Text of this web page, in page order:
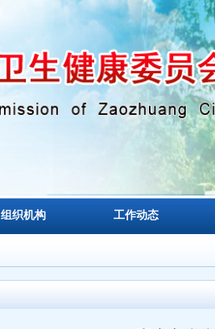
组织机构 工作动态